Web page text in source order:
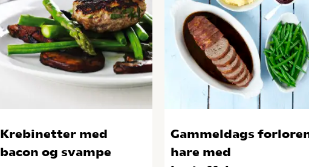
Krebinetter med
bacon og svampe
Gammeldags
hare med